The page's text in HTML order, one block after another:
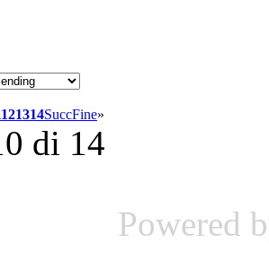
121314SuccFine»
di 14
Powered